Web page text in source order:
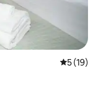
5 पैकी 5
5 (19)